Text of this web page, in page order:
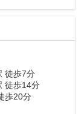
徒歩7分
徒歩14分
歩20分